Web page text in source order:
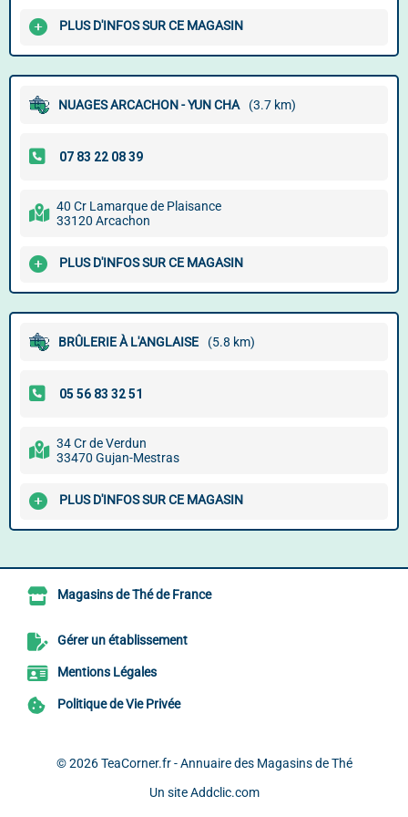
PLUS D'INFOS SUR CE MAGASIN
NUAGES ARCACHON - YUN CHA (3.7 km)
40 Cr Lamarque de Plaisance
33120 Arcachon
PLUS D'INFOS SUR CE MAGASIN
BRÛLERIE À L'ANGLAISE (5.8 km)
34 Cr de Verdun
33470 Gujan-Mestras
PLUS D'INFOS SUR CE MAGASIN
Magasins de Thé de France
Gérer un établissement
Mentions Légales
Politique de Vie Privée
© 2026 TeaCorner.fr - Annuaire des Magasins de Thé
Un site Addclic.com